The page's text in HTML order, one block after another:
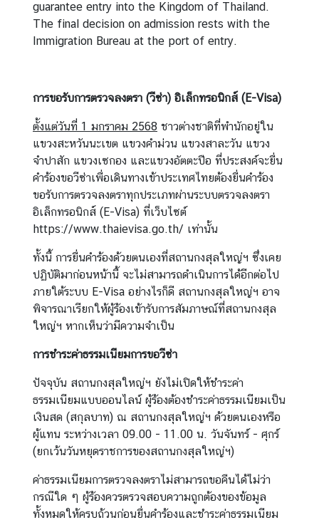
า
ว
แ
กิ
จ
ก
ร
ร
ม
บ
ริ
ก
า
ร
ก
ง
สุ
บ
ริ
ก
ร
ต
ร
guarantee entry into the Kingdom of Thailand.
The final decision on admission rests with the
Immigration Bureau at the port of entry.
การขอรับการตรวจลงตรา (วีซ่า) อิเล็กทรอนิกส์ (E-Visa)
ตั้งแต่วันที่ 1 มกราคม 2568 ชาวต่างชาติที่พำนักอยู่ใน
แขวงสะหวันนะเขต แขวงคำม่วน แขวงสาละวัน แขวง
จำปาสัก แขวงเซกอง และแขวงอัตตะปือ ที่ประสงค์จะยื่น
คำร้องขอวีซ่าเพื่อเดินทางเข้าประเทศไทยต้องยื่นคำร้อง
ขอรับการตรวจลงตราทุกประเภทผ่านระบบตรวจลงตรา
อิเล็กทรอนิกส์ (E-Visa) ที่เว็บไซต์
https://www.thaievisa.go.th/ เท่านั้น
ทั้งนี้ การยื่นคำร้องด้วยตนเองที่สถานกงสุลใหญ่ฯ ซึ่งเคย
ปฏิบัติมาก่อนหน้านี้ จะไม่สามารถดำเนินการได้อีกต่อไป
ภายใต้ระบบ E-Visa อย่างไรก็ดี สถานกงสุลใหญ่ฯ อาจ
พิจารณาเรียกให้ผู้ร้องเข้ารับการสัมภาษณ์ที่สถานกงสุล
ใหญ่ฯ หากเห็นว่ามีความจำเป็น
การชำระค่าธรรมเนียมการขอวีซ่า
ปัจจุบัน สถานกงสุลใหญ่ฯ ยังไม่เปิดให้ชำระค่า
ธรรมเนียมแบบออนไลน์ ผู้ร้องต้องชำระค่าธรรมเนียมเป็น
เงินสด (สกุลบาท) ณ สถานกงสุลใหญ่ฯ ด้วยตนเองหรือ
ผู้แทน ระหว่างเวลา 09.00 - 11.00 น. วันจันทร์ - ศุกร์
(ยกเว้นวันหยุดราชการของสถานกงสุลใหญ่ฯ)
ค่าธรรมเนียมการตรวจลงตราไม่สามารถขอคืนได้ไม่ว่า
กรณีใด ๆ ผู้ร้องควรตรวจสอบความถูกต้องของข้อมูล
ทั้งหมดให้ครบถ้วนก่อนยื่นคำร้องและชำระค่าธรรมเนียม